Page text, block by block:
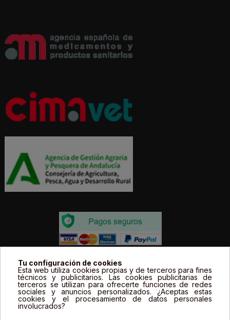
Todos los precios estás expresados en Euros e
incluyen el IVA. | Todas las marcas, logotipos y fotos de
productos son propiedad legal de sus propietarios y
sólo se muestran a título informativo.
Tu configuración de cookies
Esta web utiliza cookies propias y de terceros para fines
técnicos y publicitarios. Las cookies publicitarias de
terceros se utilizan para ofrecerte funciones de redes
sociales y anuncios personalizados. ¿Aceptas estas
cookies y el procesamiento de datos personales
involucrados?